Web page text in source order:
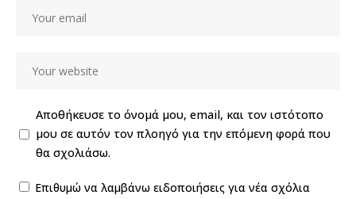
Αποθήκευσε το όνομά μου, email, και τον ιστότοπο
μου σε αυτόν τον πλοηγό για την επόμενη φορά που
θα σχολιάσω.
Επιθυμώ να λαμβάνω ειδοποιήσεις για νέα σχόλια